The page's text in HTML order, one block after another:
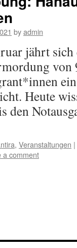
byadmin
jährt
Heute
den
, Veranstaltungen |
a comment